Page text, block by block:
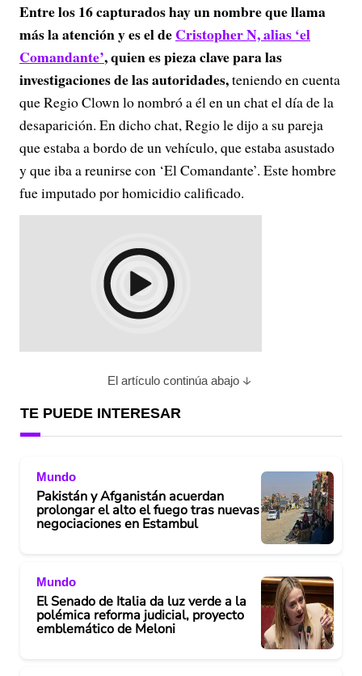
Entre los 16 capturados hay un nombre que llama
más la atención y es el deCristopher N, alias ‘el
Comandante’, quien es pieza clave para las
investigaciones de las autoridades,teniendo en cuenta
que Regio Clown lo nombró a él en un chat el día de la
desaparición. En dicho chat, Regio le dijo a su pareja
que estaba a bordo de un vehículo, que estaba asustado
y que iba a reunirse con ‘El Comandante’. Este hombre
fue imputado por homicidio calificado.
El artículo continúa abajo
TE PUEDE INTERESAR
Mundo
Pakistán y Afganistán acuerdan
prolongar el alto el fuego tras nuevas
negociaciones en Estambul
Mundo
El Senado de Italia da luz verde a la
polémica reforma judicial, proyecto
emblemático de Meloni